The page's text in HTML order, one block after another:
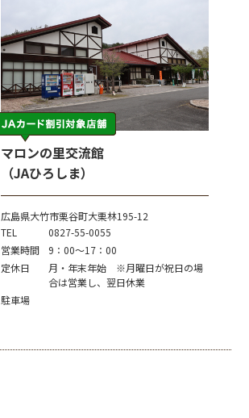
マロンの里交流館
（JAひろしま）
広島県大竹市栗谷町大栗林195-12
TEL
0827-55-0055
営業時間
9：00～17：00
定休日
月・年末年始 ※月曜日が祝日の場
合は営業し、翌日休業
駐車場